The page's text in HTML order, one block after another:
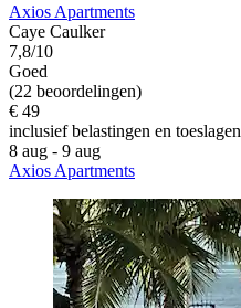
Axios Apartments
Caye Caulker
7,8/10
Goed
(22 beoordelingen)
€ 49
inclusief belastingen en toeslagen
8 aug - 9 aug
Axios Apartments